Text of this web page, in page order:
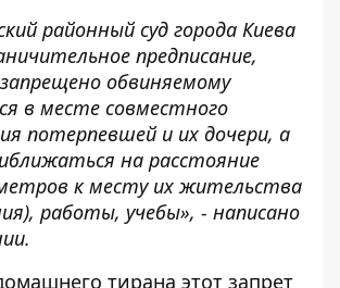
районный суд города Киева
предписание,
обвиняемому
в месте совместного
потерпевшей и их дочери, а
на расстояние
к месту их жительства
работы, учебы», - написано
тирана этот запрет